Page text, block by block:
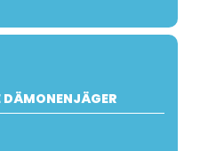
DÄMONENJÄGER